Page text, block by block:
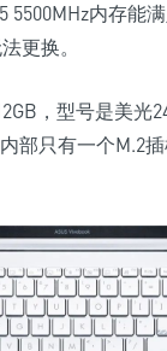
5500MHz内存能
更换。
，型号是美光
部只有一个M.2